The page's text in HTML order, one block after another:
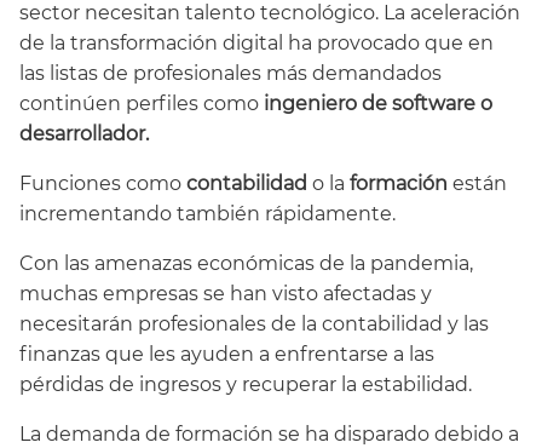
sector necesitan talento tecnológico. La aceleración
de la transformación digital ha provocado que en
las listas de profesionales más demandados
continúen perfiles como ingeniero de software o
desarrollador.
Funciones como contabilidad o la formación están
incrementando también rápidamente.
Con las amenazas económicas de la pandemia,
muchas empresas se han visto afectadas y
necesitarán profesionales de la contabilidad y las
finanzas que les ayuden a enfrentarse a las
pérdidas de ingresos y recuperar la estabilidad.
La demanda de formación se ha disparado debido a